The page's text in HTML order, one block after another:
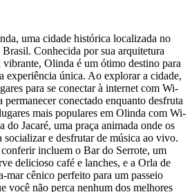
uma cidade histórica localizada no
Conhecida por sua arquitetura
Olinda é um ótimo destino para
experiência única. Ao explorar a cidade,
para se conectar à internet com Wi-
permanecer conectado enquanto desfruta
mais populares em Olinda com Wi-
do Jacaré, uma praça animada onde os
socializar e desfrutar de música ao vivo.
incluem o Bar do Serrote, um
delicioso café e lanches, e a Orla de
mar cênico perfeito para um passeio
você não perca nenhum dos melhores